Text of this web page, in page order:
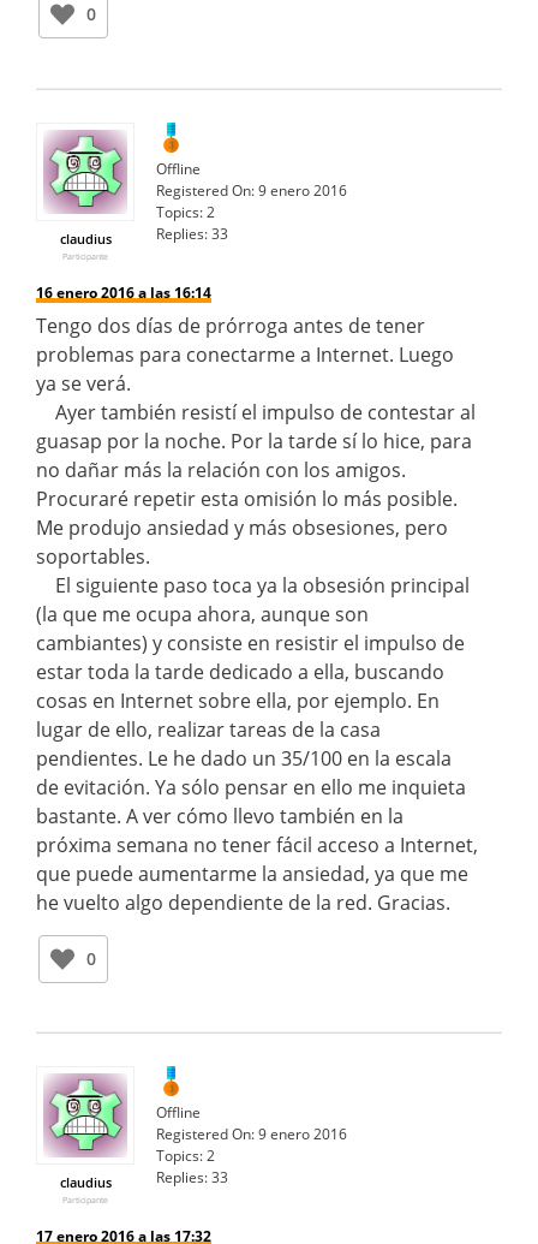
0
claudius
Participante
Offline
Registered On:9 enero 2016
Topics:2
Replies:33
16 enero 2016 a las 16:14
Tengo dos días de prórroga antes de tener
problemas para conectarme a Internet. Luego
ya se verá.
Ayer también resistí el impulso de contestar al
guasap por la noche. Por la tarde sí lo hice, para
no dañar más la relación con los amigos.
Procuraré repetir esta omisión lo más posible.
Me produjo ansiedad y más obsesiones, pero
soportables.
El siguiente paso toca ya la obsesión principal
(la que me ocupa ahora, aunque son
cambiantes) y consiste en resistir el impulso de
estar toda la tarde dedicado a ella, buscando
cosas en Internet sobre ella, por ejemplo. En
lugar de ello, realizar tareas de la casa
pendientes. Le he dado un 35/100 en la escala
de evitación. Ya sólo pensar en ello me inquieta
bastante. A ver cómo llevo también en la
próxima semana no tener fácil acceso a Internet,
que puede aumentarme la ansiedad, ya que me
he vuelto algo dependiente de la red. Gracias.
0
claudius
Participante
Offline
Registered On:9 enero 2016
Topics:2
Replies:33
17 enero 2016 a las 17:32